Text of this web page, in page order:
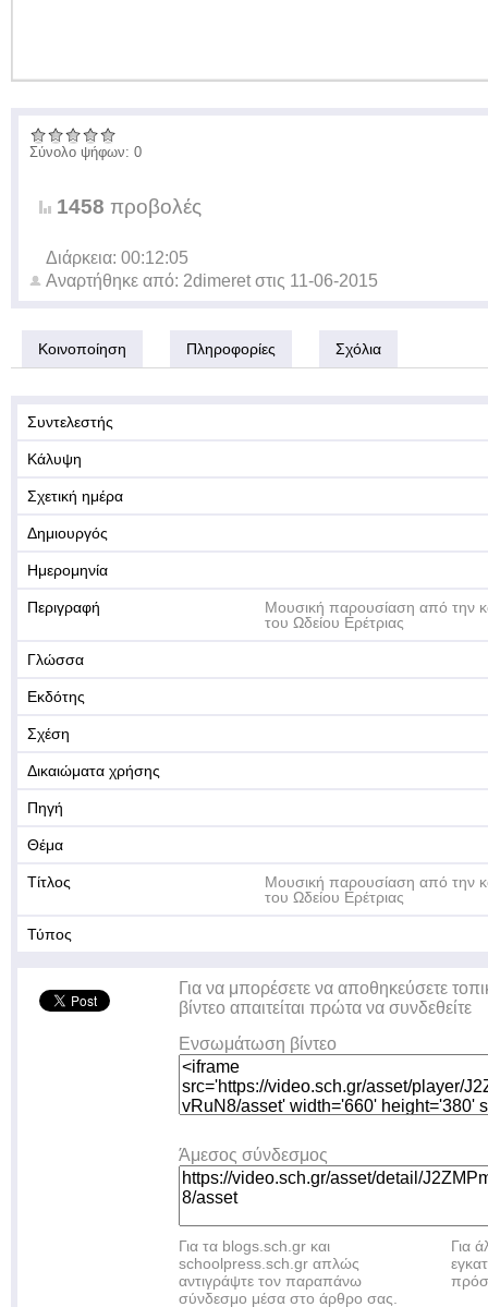
Σύνολο ψήφων: 0
1458 προβολές
Διάρκεια: 00:12:05
Αναρτήθηκε από: 2dimeret στις 11-06-2015
Κοινοποίηση Πληροφορίες Σχόλια
Συντελεστής
Κάλυψη
Σχετική ημέρα
Δημιουργός
Ημερομηνία
Περιγραφή
Μουσική παρουσίαση από την
του Ωδείου Ερέτριας
Γλώσσα
Εκδότης
Σχέση
Δικαιώματα χρήσης
Πηγή
Θέμα
Τίτλος
Μουσική παρουσίαση από την
του Ωδείου Ερέτριας
Τύπος
Για να μπορέσετε να αποθηκεύσετε
βίντεο απαιτείται πρώτα να συνδεθείτε
Ενσωμάτωση βίντεο
Άμεσος σύνδεσμος
Για τα blogs.sch.gr και
schoolpress.sch.gr απλώς
αντιγράψτε τον παραπάνω
σύνδεσμο μέσα στο άρθρο σας.
Για